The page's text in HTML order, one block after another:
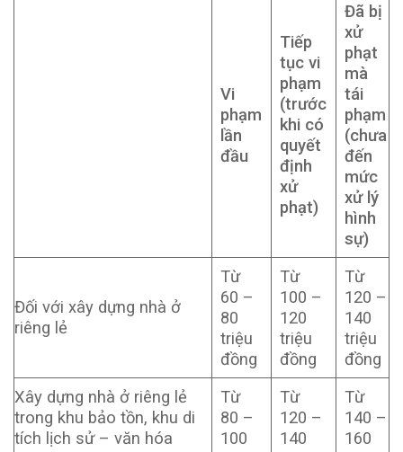
Vi
phạm
lần
đầu
Tiếp
tục vi
phạm
(trước
khi có
quyết
định
xử
phạt)
Đã bị
xử
phạt
mà
tái
phạm
(chưa
đến
mức
xử lý
hình
sự)
Đối với xây dựng nhà ở
riêng lẻ
Từ
60 –
80
triệu
đồng
Từ
100 –
120
triệu
đồng
Từ
120 –
140
triệu
đồng
Xây dựng nhà ở riêng lẻ
trong khu bảo tồn, khu di
tích lịch sử – văn hóa
Từ
80 –
100
Từ
120 –
140
Từ
140 –
160